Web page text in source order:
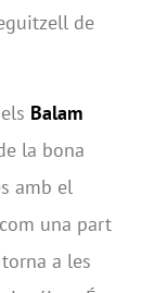
de
Balam
la bona
amb el
una part
a les